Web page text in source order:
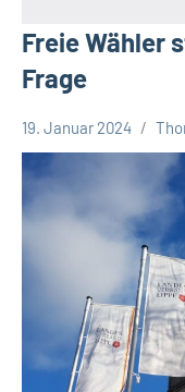
Freie Wähler
Frage
Lippe
Kreispolitik
19. Januar 2024